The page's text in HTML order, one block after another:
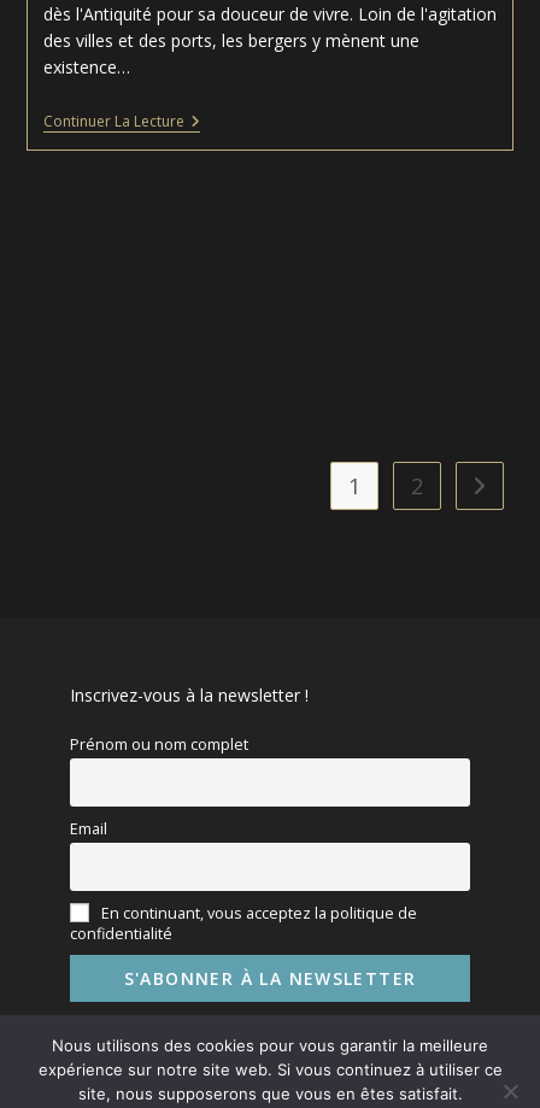
dès l'Antiquité pour sa douceur de vivre. Loin de l'agitation
des villes et des ports, les bergers y mènent une
existence…
Continuer La LectureLes
Bergers
1 2 Aller à
Inscrivez-vous à la newsletter !
Prénom ou nom complet
Email
En continuant, vous acceptez la politique de
confidentialité
Nous utilisons des cookies pour vous garantir la meilleure
expérience sur notre site web. Si vous continuez à utiliser ce
site, nous supposerons que vous en êtes satisfait.